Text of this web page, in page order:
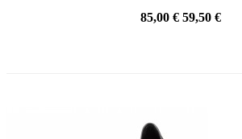
85,00 € 59,50 €